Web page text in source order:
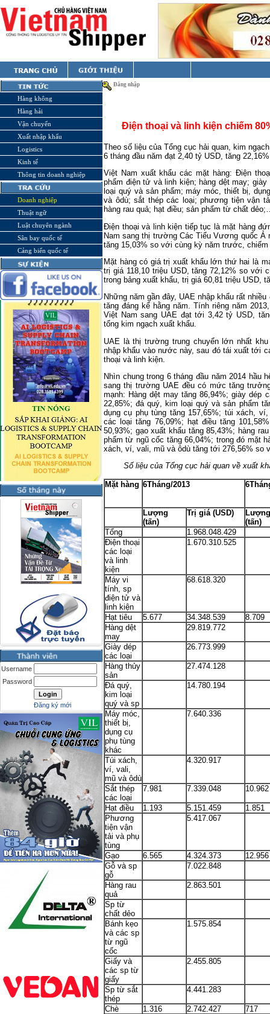
Hàng không
Hàng hải
Vận chuyển
Xuất nhập khẩu
Logistics
Kinh tế
Thông tin doanh nghiệp
Doanh nghiệp
Thuật ngữ
Luật chuyên ngành
Sân bay quốc tế
Cảng biển quốc tế
Username
Password
Đăng ký mới
Đăng nhập
Điện thoại và linh kiện chiếm
Theo số liệu của Tổng cục hải quan, kim
6 tháng đầu năm đạt 2,40 tỷ USD, tăng
Việt Nam xuất khẩu các mặt hàng: Điện
phẩm điện tử và linh kiện; hàng dệt may;
loại quý và sản phẩm; máy móc, thiết bị,
và ôdù; sắt thép các loại; phương tiện vận
hàng rau quả; hạt điều; sản phẩm từ chất
Điện thoại và linh kiện tiếp tục là mặt hàng
Nam sang thị trường Các Tiểu Vương quốc Ả
tăng 15,03% so với cùng kỳ năm trước,
Mặt hàng có giá trị xuất khẩu lớn thứ hai là
trị giá 118,10 triệu USD, tăng 72,12% so
trong bảng xuất khẩu, trị giá 60,81 triệu USD,
Những năm gần đây, UAE nhập khẩu rất
tăng đáng kể hằng năm. Tính riêng năm
Việt Nam sang UAE đạt tới 3,42 tỷ USD,
tổng kim ngạch xuất khẩu.
UAE là thị trường trung chuyển lớn nhất
nhập khẩu vào nước này, sau đó tái xuất tới
thoại và linh kiện.
Nhìn chung trong 6 tháng đầu năm 2014 hầu
sang thị trường UAE đều có mức tăng
mạnh: Hàng dệt may tăng 86,94%; giày dép
22,85%; đá quý, kim loại quý và sản phẩm
dụng cụ phụ tùng tăng 157,65%; túi xách,
các loại tăng 76,09%; hạt điều tăng
50,93%; gạo xuất khẩu tăng 85,43%; hàng
phẩm từ ngũ cốc tăng66,04%; trong đó mặt
xách, ví, vali, mũ và ôdù tăng tới 276,56% so
Số liệu của Tổng cục hải quan về xuất
Mặt hàng 6Tháng/2013
Lượng
(tấn)
Trị giá (USD)
Lượng
(tấn)
Tổng
1.968.048.429
Điện thoại
các loại
và linh
kiện
1.670.310.525
Máy vi
tính, sp
điện tử và
linh kiện
68.618.320
Hạt tiêu 5.677 34.348.539
8.709
Hàng dệt
may
29.819.772
Giày dép
các loại
26.773.999
Hàng thủy
sản
27.474.128
Đá quý,
kim loại
quý và sp
14.780.194
Máy móc,
thiết bị,
dụng cụ
phụ tùng
khác
7.640.336
Túi xách,
ví, vali,
mũ và ôdù
4.320.917
Sắt thép
các loại
7.981 7.339.048 10.962
Hạt điều 1.193 5.151.459
1.851
Phương
tiện vận
tải và phụ
tùng
5.417.067
Gạo 6.565 4.324.373
12.956
Gỗ và sp
gỗ
7.022.848
Hàng rau
quả
2.863.501
Sp từ
chất dẻo
Bánh kẹo
và các sp
từ ngũ
cốc
1.575.854
Giấy và
các sp từ
giấy
2.455.805
Sp từ sắt
thép
4.441.283
Chè 1.316 2.742.427 717